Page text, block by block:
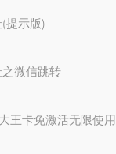
提示版)
之微信跳转
王卡免激活无限使